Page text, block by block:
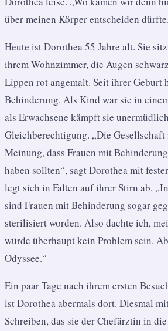
über meinen Körper entscheiden
Heute ist Dorothea 55 Jahre alt. Sie
ihrem Wohnzimmer, die Augen
Lippen rot angemalt. Seit ihrer Geburt
Behinderung. Als Kind war sie in
als Erwachsene kämpft sie
Gleichberechtigung. „Die
Meinung, dass Frauen mit
haben sollten“, sagt Dorothea mit
legt sich in Falten auf ihrer Stirn ab.
sind Frauen mit Behinderung sogar
sterilisiert worden. Also dachte ich,
würde überhaupt kein Problem sein.
Odyssee.“
Ein paar Tage nach ihrem ersten
ist Dorothea abermals dort. Diesmal
Schreiben, das sie der Chefärztin in